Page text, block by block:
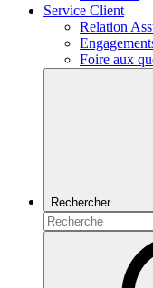
Service Client
Relation
Foire aux
Rechercher